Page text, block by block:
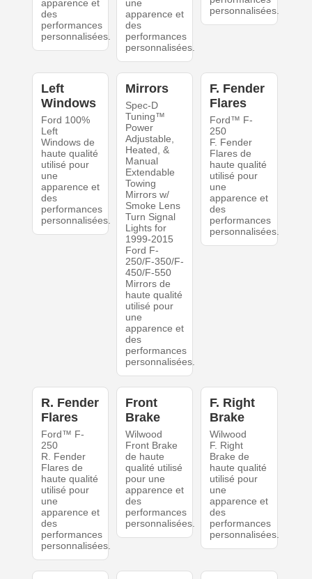
apparence et
des
performances
personnalisées.
une
apparence et
des
performances
personnalisées.
personnalisées.
Left
Windows
Ford 100%
Left
Windows de
haute qualité
utilisé pour
une
apparence et
des
performances
personnalisées.
Mirrors
Spec-D
Tuning™
Power
Adjustable,
Heated, &
Manual
Extendable
Towing
Mirrors w/
Smoke Lens
Turn Signal
Lights for
1999-2015
Ford F-
250/F-350/F-
450/F-550
Mirrors de
haute qualité
utilisé pour
une
apparence et
des
performances
personnalisées.
F. Fender
Flares
Ford™ F-
250
F. Fender
Flares de
haute qualité
utilisé pour
une
apparence et
des
performances
personnalisées.
R. Fender
Flares
Ford™ F-
250
R. Fender
Flares de
haute qualité
utilisé pour
une
apparence et
des
performances
personnalisées.
Front
Brake
Wilwood
Front Brake
de haute
qualité utilisé
pour une
apparence et
des
performances
personnalisées.
F. Right
Brake
Wilwood
F. Right
Brake de
haute qualité
utilisé pour
une
apparence et
des
performances
personnalisées.